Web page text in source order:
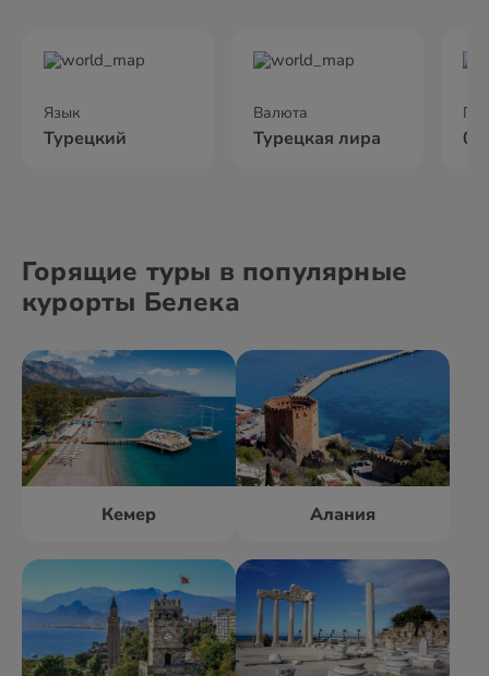
Язык
Турецкий
Валюта
Турецкая лира
Горящие туры в популярные
курорты Белека
Кемер Алания